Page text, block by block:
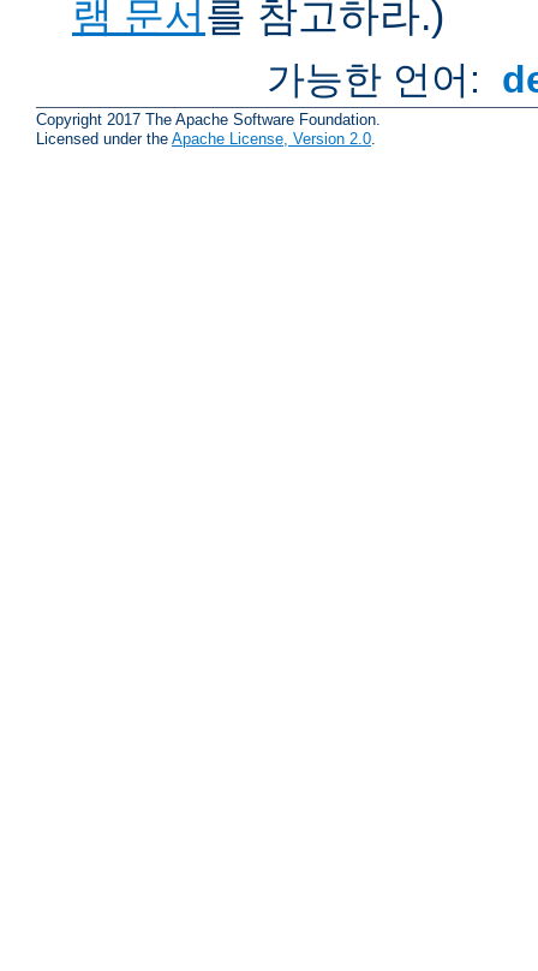
램 문서를 참고하라.)
가능한 언어:
Copyright 2017 The Apache Software Foundation.
Licensed under the Apache License, Version 2.0.